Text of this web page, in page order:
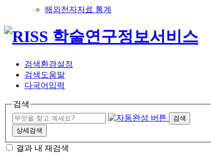
해외전자자료 통계
검색환경설정
검색도움말
다국어입력
검색
검색
상세검색
결과 내 재검색